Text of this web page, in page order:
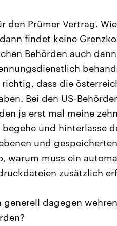
den Prümer Vertrag.
findet keine
Behörden auch
dass die
Bei den US-
ja erst mal meine
und hinterlasse
und gespeicherten
warum muss ein
zusätzlich
dagegen